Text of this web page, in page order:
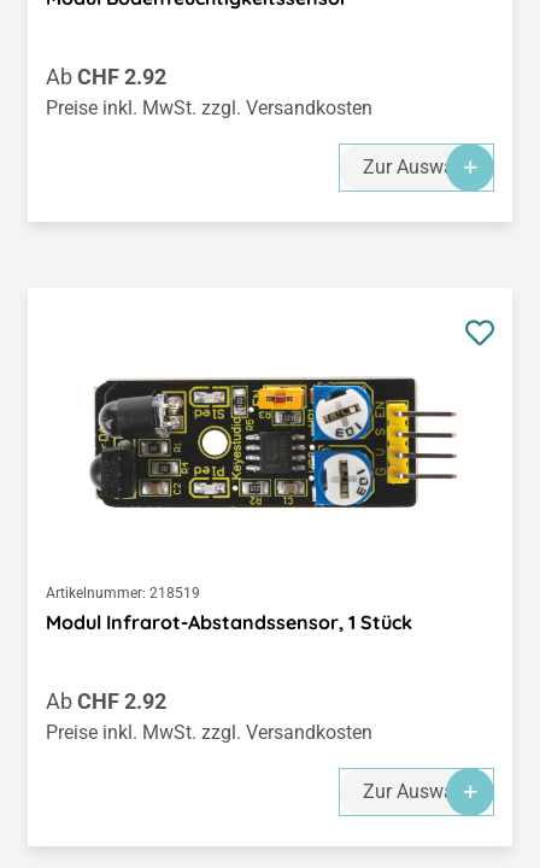
Regulärer Preis:
AbCHF 2.92
Preise inkl. MwSt. zzgl. Versandkosten
Zur Auswahl
Artikelnummer: 218519
Modul Infrarot-Abstandssensor, 1 Stück
Regulärer Preis:
AbCHF 2.92
Preise inkl. MwSt. zzgl. Versandkosten
Zur Auswahl